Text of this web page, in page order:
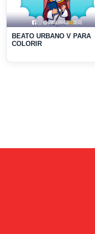
BEATO URBANO V PARA
COLORIR